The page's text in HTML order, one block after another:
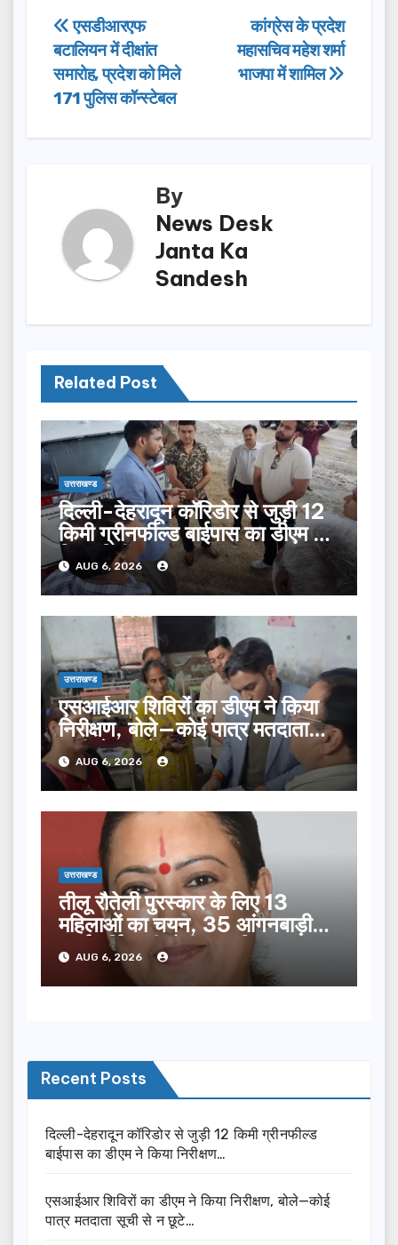
e
b
o
o
k
o
d
o
n
Post
navigation
कांग्रेस के प्रदेश
महासचिव महेश शर्मा
भाजपा में शामिल
एसडीआरएफ
बटालियन में दीक्षांत
समारोह, प्रदेश को मिले
171 पुलिस कॉन्स्टेबल
By
News Desk
Janta Ka
Sandesh
Related Post
उत्तराखण्ड
दिल्ली-देहरादून कॉरिडोर से जुड़ी 12
किमी ग्रीनफील्ड बाईपास का डीएम ने
किया निरीक्षण…
AUG 6, 2026
उत्तराखण्ड
एसआईआर शिविरों का डीएम ने किया
निरीक्षण, बोले—कोई पात्र मतदाता
सूची से न छूटे…
AUG 6, 2026
उत्तराखण्ड
तीलू रौतेली पुरस्कार के लिए 13
महिलाओं का चयन, 35 आंगनबाड़ी
कार्यकर्तियां भी होंगी सम्मानित…
AUG 6, 2026
Recent Posts
दिल्ली-देहरादून कॉरिडोर से जुड़ी 12 किमी ग्रीनफील्ड
बाईपास का डीएम ने किया निरीक्षण…
एसआईआर शिविरों का डीएम ने किया निरीक्षण, बोले—कोई
पात्र मतदाता सूची से न छूटे…